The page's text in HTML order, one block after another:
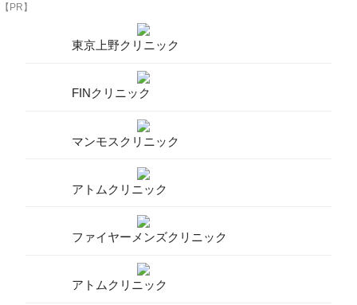
【PR】
東京上野クリニック
FINクリニック
マンモスクリニック
アトムクリニック
ファイヤーメンズクリニック
アトムクリニック